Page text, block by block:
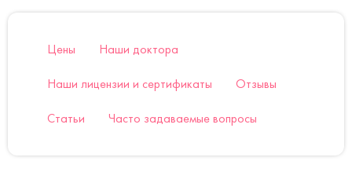
Цены Наши доктора
Наши лицензии и сертификаты Отзывы
Статьи Часто задаваемые вопросы